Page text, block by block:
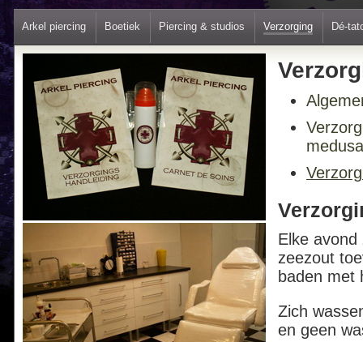
Arkel piercing Boetiek Piercing & studios Verzorging Dé-
Elke
zeezout
baden met
Zich
en geen